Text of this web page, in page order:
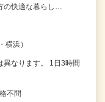
の快適な暮らし…
横浜）
なります。 1日3時間
不問